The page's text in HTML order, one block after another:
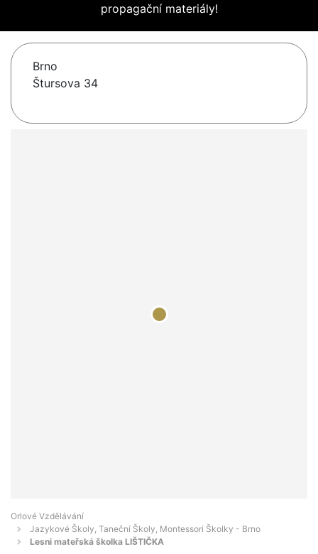
propagační materiály!
Brno
Štursova 34
Orlové Vzdělávání
Jazykové Školy, Taneční Školy, Montessori Školky - Brno
Lesni mateřská školka LIŠTIČKA